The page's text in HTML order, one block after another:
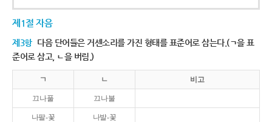
제1절 자음
제3항 다음 단어들은 거센소리를 가진 형태를 표준어로 삼는다.(ㄱ을 표
준어로 삼고, ㄴ을 버림.)
ㄱ ㄴ 비고
끄나풀 끄나불
나팔-꽃 나발-꽃